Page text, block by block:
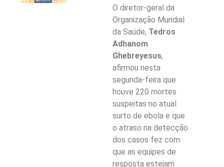
O diretor-geral da
Organização Mundial
da Saúde, Tedros
Adhanom
Ghebreyesus,
afirmou nesta
segunda-feira que
houve 220 mortes
suspeitas no atual
surto de ebola e que
o atraso na detecção
dos casos fez com
que as equipes de
resposta estejam